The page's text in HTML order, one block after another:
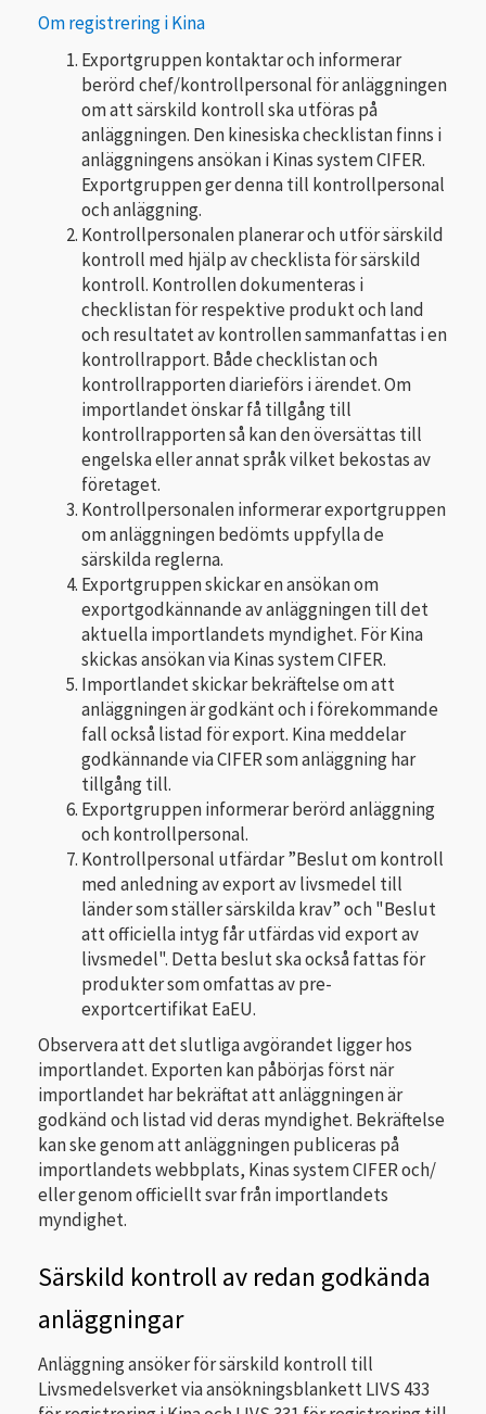
Om registrering i Kina
Exportgruppen kontaktar och informerar
berörd chef/kontrollpersonal för anläggningen
om att särskild kontroll ska utföras på
anläggningen. Den kinesiska checklistan finns i
anläggningens ansökan i Kinas system CIFER.
Exportgruppen ger denna till kontrollpersonal
och anläggning.
Kontrollpersonalen planerar och utför särskild
kontroll med hjälp av checklista för särskild
kontroll. Kontrollen dokumenteras i
checklistan för respektive produkt och land
och resultatet av kontrollen sammanfattas i en
kontrollrapport. Både checklistan och
kontrollrapporten diarieförs i ärendet. Om
importlandet önskar få tillgång till
kontrollrapporten så kan den översättas till
engelska eller annat språk vilket bekostas av
företaget.
Kontrollpersonalen informerar exportgruppen
om anläggningen bedömts uppfylla de
särskilda reglerna.
Exportgruppen skickar en ansökan om
exportgodkännande av anläggningen till det
aktuella importlandets myndighet. För Kina
skickas ansökan via Kinas system CIFER.
Importlandet skickar bekräftelse om att
anläggningen är godkänt och i förekommande
fall också listad för export. Kina meddelar
godkännande via CIFER som anläggning har
tillgång till.
Exportgruppen informerar berörd anläggning
och kontrollpersonal.
Kontrollpersonal utfärdar ”Beslut om kontroll
med anledning av export av livsmedel till
länder som ställer särskilda krav” och "Beslut
att officiella intyg får utfärdas vid export av
livsmedel". Detta beslut ska också fattas för
produkter som omfattas av pre-
exportcertifikat EaEU.
Observera att det slutliga avgörandet ligger hos
importlandet. Exporten kan påbörjas först när
importlandet har bekräftat att anläggningen är
godkänd och listad vid deras myndighet. Bekräftelse
kan ske genom att anläggningen publiceras på
importlandets webbplats, Kinas system CIFER och/
eller genom officiellt svar från importlandets
myndighet.
Särskild kontroll av redan godkända
anläggningar
Anläggning ansöker för särskild kontroll till
Livsmedelsverket via ansökningsblankett LIVS 433